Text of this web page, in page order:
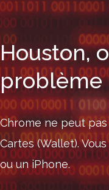
Houston,
problème
Chrome ne peut
Cartes (Wallet).
ou un iPhone.